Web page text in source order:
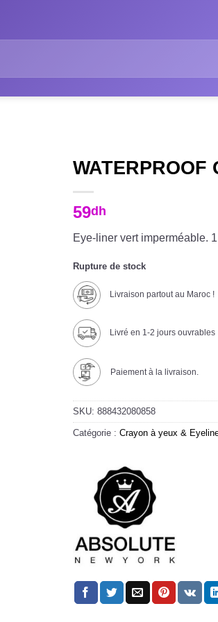
WATERPROOF
59dh
Eye-liner vert imperméable.
Rupture de stock
Livraison partout au Maroc !
Livré en 1-2 jours ouvrables
Paiement à la livraison.
SKU: 888432080858
Catégorie : Crayon à yeux &